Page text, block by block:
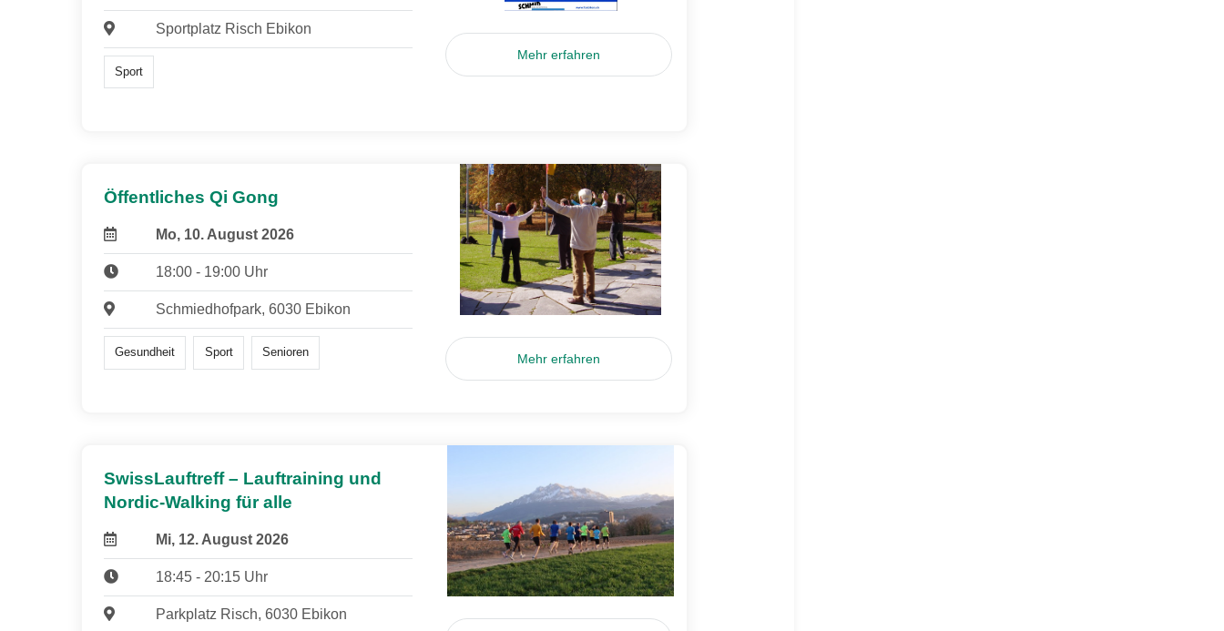
Sportplatz Risch Ebikon
Sport
Mehr erfahren
Öffentliches Qi Gong
Mo, 10. August 2026
18:00 - 19:00 Uhr
Schmiedhofpark, 6030 Ebikon
Gesundheit Sport Senioren Mehr erfahren
SwissLauftreff – Lauftraining und
Nordic-Walking für alle
Mi, 12. August 2026
18:45 - 20:15 Uhr
Parkplatz Risch, 6030 Ebikon